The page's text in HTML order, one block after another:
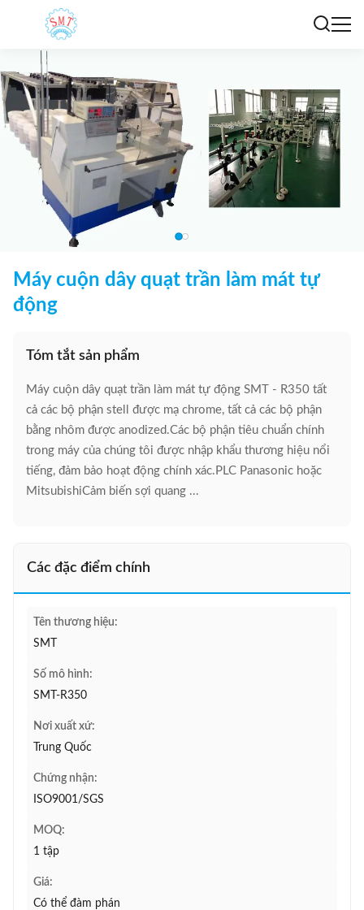
Máy cuộn dây quạt trần làm mát tự
động
Tóm tắt sản phẩm
Máy cuộn dây quạt trần làm mát tự động SMT - R350 tất
cả các bộ phận stell được mạ chrome, tất cả các bộ phận
bằng nhôm được anodized.Các bộ phận tiêu chuẩn chính
trong máy của chúng tôi được nhập khẩu thương hiệu nổi
tiếng, đảm bảo hoạt động chính xác.PLC Panasonic hoặc
MitsubishiCảm biến sợi quang ...
Các đặc điểm chính
Tên thương hiệu:
SMT
Số mô hình:
SMT-R350
Nơi xuất xứ:
Trung Quốc
Chứng nhận:
ISO9001/SGS
MOQ:
1 tập
Giá:
Có thể đàm phán